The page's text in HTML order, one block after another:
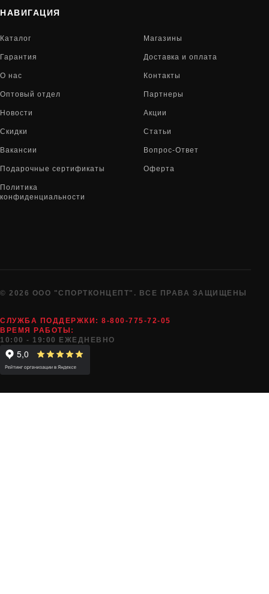
НАВИГАЦИЯ
Каталог Магазины
Гарантия Доставка и оплата
О нас Контакты
Оптовый отдел Партнеры
Новости Акции
Скидки Статьи
Вакансии Вопрос-Ответ
Подарочные сертификаты Оферта
Политика
конфиденциальности
© 2026 ООО "СПОРТКОНЦЕПТ". ВСЕ ПРАВА ЗАЩИЩЕНЫ
СЛУЖБА ПОДДЕРЖКИ: 8-800-775-72-05
ВРЕМЯ РАБОТЫ:
10:00 - 19:00 ЕЖЕДНЕВНО